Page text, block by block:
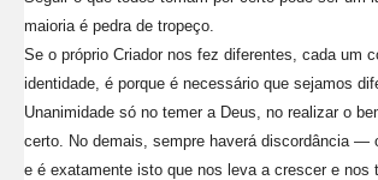
maioria é pedra de tropeço.
Se o próprio Criador nos fez diferentes, cada um
identidade, é porque é necessário que sejamos
Unanimidade só no temer a Deus, no realizar o
certo. No demais, sempre haverá discordância —
e é exatamente isto que nos leva a crescer e nos